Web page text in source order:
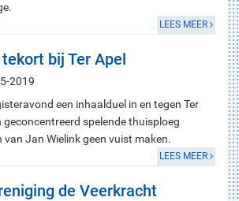
LEES MEER
bij Ter Apel
2019
een inhaalduel in en tegen Ter
geconcentreerd spelende thuisploeg
van Jan Wielink geen vuist maken.
LEES MEER
de Veerkracht